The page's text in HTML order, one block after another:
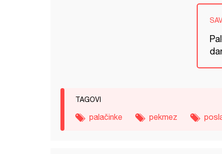
TAGOVI
palačinke pekmez